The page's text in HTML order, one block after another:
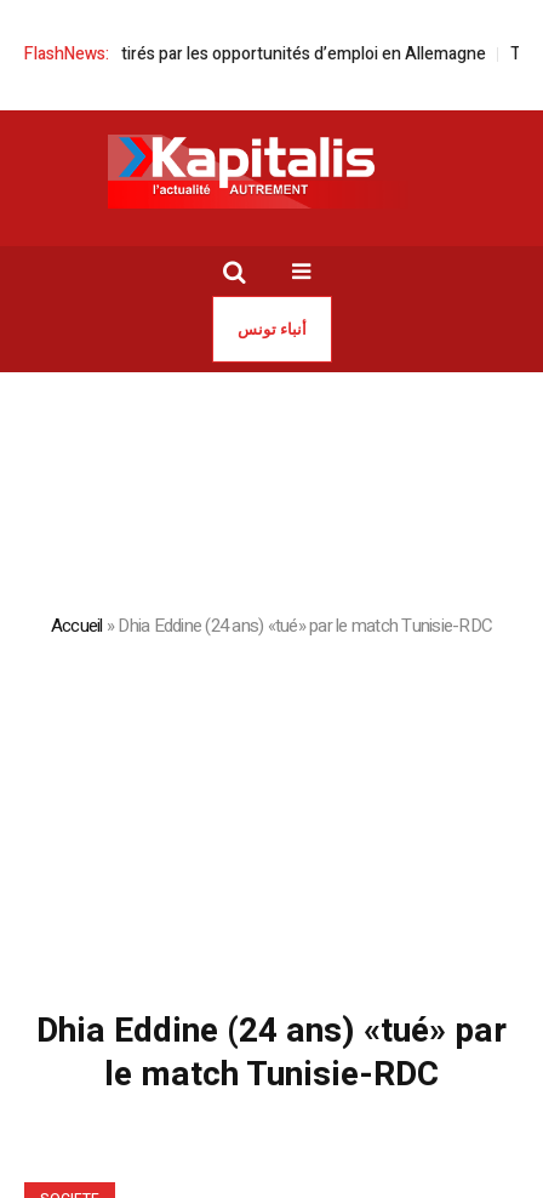
FlashNews:attirés par les opportunités d’emploi en Allemagne
أنباء تونس
Accueil »Dhia Eddine (24 ans) «tué» par le match Tunisie-RDC
Dhia Eddine (24 ans) «tué» par
le match Tunisie-RDC